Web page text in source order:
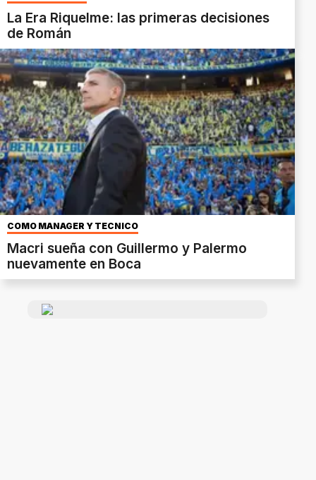
La Era Riquelme: las primeras decisiones
de Román
COMO MANAGER Y TÉCNICO
Macri sueña con Guillermo y Palermo
nuevamente en Boca